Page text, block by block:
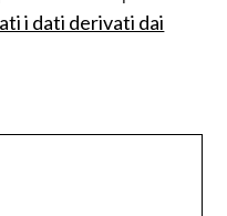
i dati derivati dai